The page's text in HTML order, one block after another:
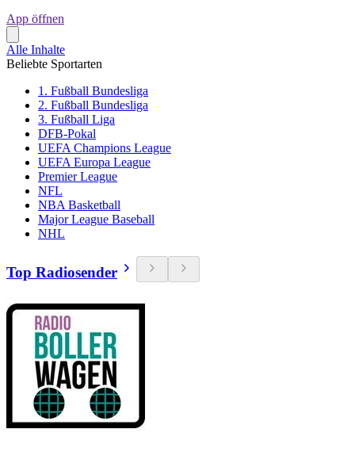
App öffnen
Alle Inhalte
Beliebte Sportarten
1. Fußball Bundesliga
2. Fußball Bundesliga
3. Fußball Liga
DFB-Pokal
UEFA Champions League
UEFA Europa League
Premier League
NFL
NBA Basketball
Major League Baseball
NHL
Top Radiosender